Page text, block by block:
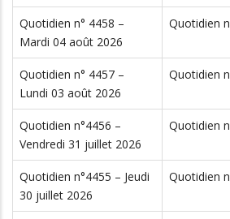
Quotidien n° 4458 –
Mardi 04 août 2026
Quotidien
Quotidien n° 4457 –
Lundi 03 août 2026
Quotidien
Quotidien n°4456 –
Vendredi 31 juillet 2026
Quotidien
Quotidien n°4455 – Jeudi
30 juillet 2026
Quotidien